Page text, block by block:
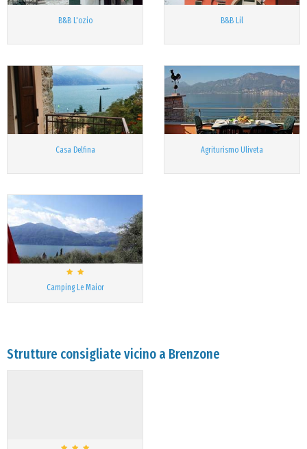
B&B L'ozio B&B Lil
Casa Delfina Agriturismo Uliveta
Camping Le Maior
Strutture consigliate vicino a Brenzone